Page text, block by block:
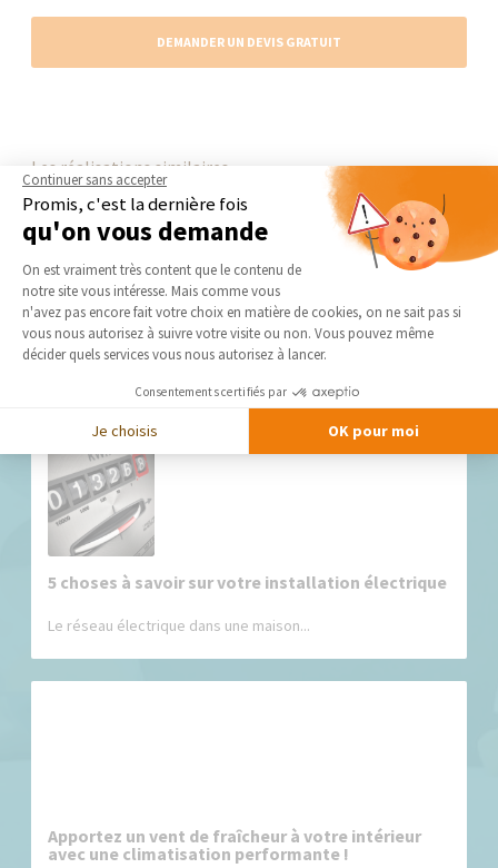
DEMANDER UN DEVIS GRATUIT
Les réalisations similaires
Refaire son électricité : coûts et conseils pratiques - La
Maison Des Travaux
Nos derniers conseils et actus
5 choses à savoir sur votre installation électrique
Le réseau électrique dans une maison...
Apportez un vent de fraîcheur à votre intérieur
avec une climatisation performante !
Continuer sans accepter
Promis, c'est la dernière fois
qu'on vous demande
Plateforme de Gestion du
On est vraiment très content que le contenu de
notre site vous intéresse. Mais comme vous
n'avez pas encore fait votre choix en matière de cookies, on ne sait pas si
vous nous autorisez à suivre votre visite ou non. Vous pouvez même
décider quels services vous nous autorisez à lancer.
Consentements certifiés par
Je choisis OK pour moi
Axeptio consent